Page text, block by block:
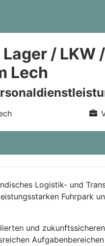
/
Lech
Logistik- und
Fuhrpark
und
Aufgabenbereichen